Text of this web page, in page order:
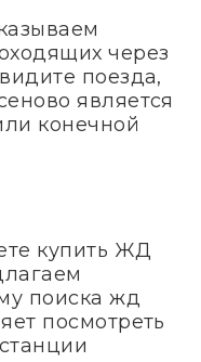
через
поезда,
является
конечной
купить ЖД
поиска жд
посмотреть